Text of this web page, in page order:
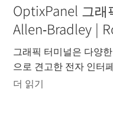
OptixPanel 그래
Allen‑Bradley |
그래픽 터미널은 다양
으로 견고한 전자 인터
더 읽기